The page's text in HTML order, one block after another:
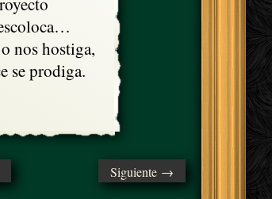
nos hostiga,
se prodiga.
Siguiente →